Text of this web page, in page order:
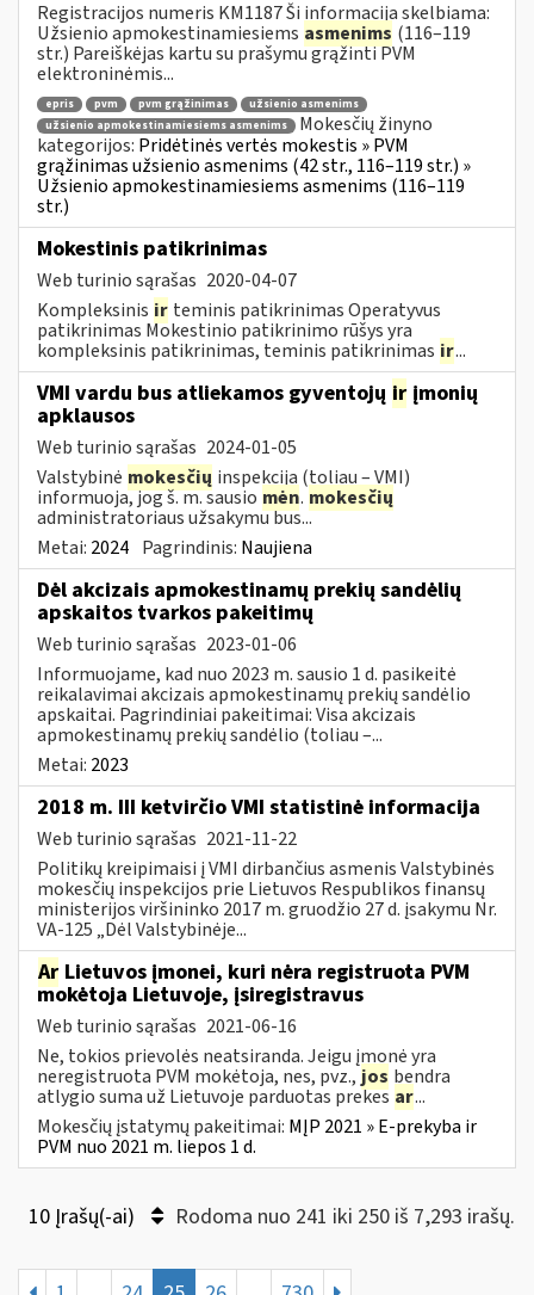
Registracijos numeris KM1187 Ši informacija skelbiama:
Užsienio apmokestinamiesiems asmenims (116–119
str.) Pareiškėjas kartu su prašymu grąžinti PVM
elektroninėmis...
epris pvm pvm grąžinimas
užsienio asmenims
užsienio apmokestinamiesiems asmenims
Mokesčių žinyno
kategorijos: Pridėtinės vertės mokestis » PVM
grąžinimas užsienio asmenims (42 str., 116–119 str.) »
Užsienio apmokestinamiesiems asmenims (116–119
str.)
Mokestinis patikrinimas
Web turinio sąrašas 2020-04-07
Kompleksinis ir teminis patikrinimas Operatyvus
patikrinimas Mokestinio patikrinimo rūšys yra
kompleksinis patikrinimas, teminis patikrinimas ir...
VMI vardu bus atliekamos gyventojų ir įmonių
apklausos
Web turinio sąrašas 2024-01-05
Valstybinė mokesčių inspekcija (toliau – VMI)
informuoja, jog š. m. sausio mėn. mokesčių
administratoriaus užsakymu bus...
Metai: 2024 Pagrindinis: Naujiena
Dėl akcizais apmokestinamų prekių sandėlių
apskaitos tvarkos pakeitimų
Web turinio sąrašas 2023-01-06
Informuojame, kad nuo 2023 m. sausio 1 d. pasikeitė
reikalavimai akcizais apmokestinamų prekių sandėlio
apskaitai. Pagrindiniai pakeitimai: Visa akcizais
apmokestinamų prekių sandėlio (toliau –...
Metai: 2023
2018 m. III ketvirčio VMI statistinė informacija
Web turinio sąrašas 2021-11-22
Politikų kreipimaisi į VMI dirbančius asmenis Valstybinės
mokesčių inspekcijos prie Lietuvos Respublikos finansų
ministerijos viršininko 2017 m. gruodžio 27 d. įsakymu Nr.
VA-125 „Dėl Valstybinėje...
Ar Lietuvos įmonei, kuri nėra registruota PVM
mokėtoja Lietuvoje, įsiregistravus
Web turinio sąrašas 2021-06-16
Ne, tokios prievolės neatsiranda. Jeigu įmonė yra
neregistruota PVM mokėtoja, nes, pvz., jos bendra
atlygio suma už Lietuvoje parduotas prekes ar...
Mokesčių įstatymų pakeitimai: MĮP 2021 » E-prekyba ir
PVM nuo 2021 m. liepos 1 d.
10 Įrašų(-ai) Rodoma nuo 241 iki 250 iš 7,293 irašų.